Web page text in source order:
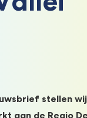
stellen
aan de Regio